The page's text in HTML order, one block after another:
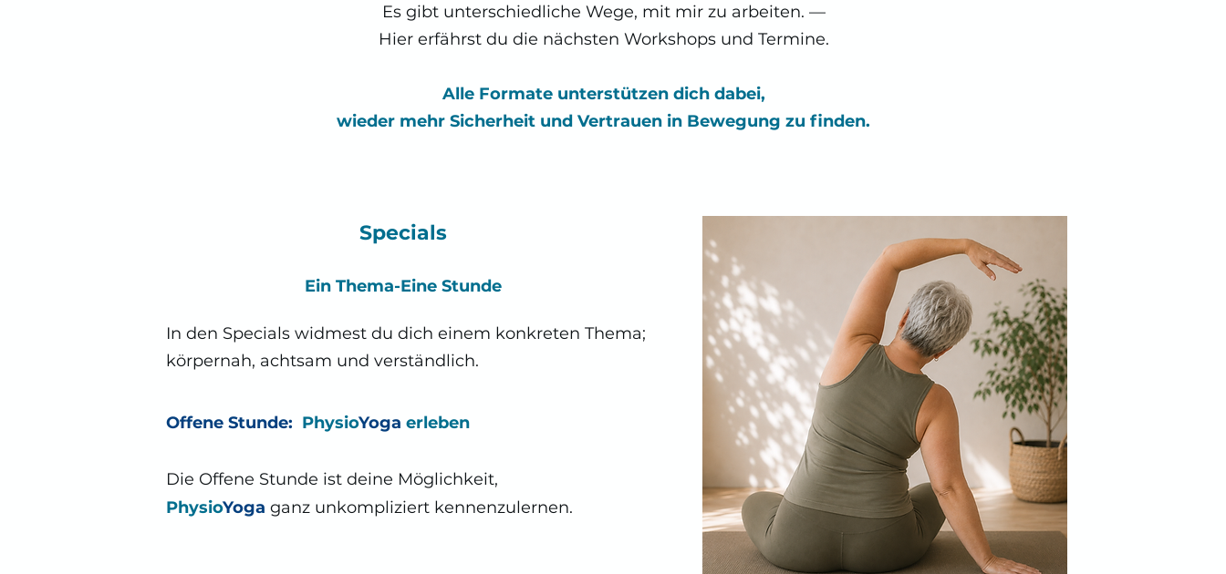
Es gibt unterschiedliche Wege, mit mir zu arbeiten. —
Hier erfährst du die nächsten Workshops und Termine.
Alle Formate unterstützen dich dabei,
wieder mehr Sicherheit und Vertrauen in Bewegung zu finden.
Specials
Ein Thema-Eine Stunde
In den Specials widmest du dich einem konkreten Thema;
körpernah, achtsam und verständlich.
Offene Stunde: PhysioYoga erleben
Die Offene Stunde ist deine Möglichkeit,
PhysioYoga ganz unkompliziert kennenzulernen.